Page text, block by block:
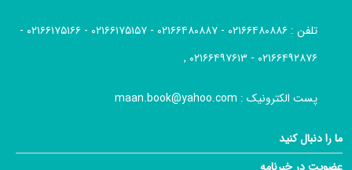
تلفن :
۰۲۱۶۶۴۸۰۸۸۶ - ۰۲۱۶۶۴۸۰۸۸۷ - ۰۲۱۶۶۱۷۵۱۵۷ - ۰۲۱۶۶۱۷۵۱۶۶ -
۰۲۱۶۶۴۹۲۸۷۶ - ۰۲۱۶۶۴۹۷۶۱۳ ,
پست الکترونیک : maan.book@yahoo.com
ما را دنبال کنید